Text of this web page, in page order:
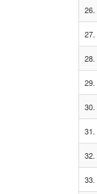
26.
27.
28.
29.
30.
31.
32.
33.